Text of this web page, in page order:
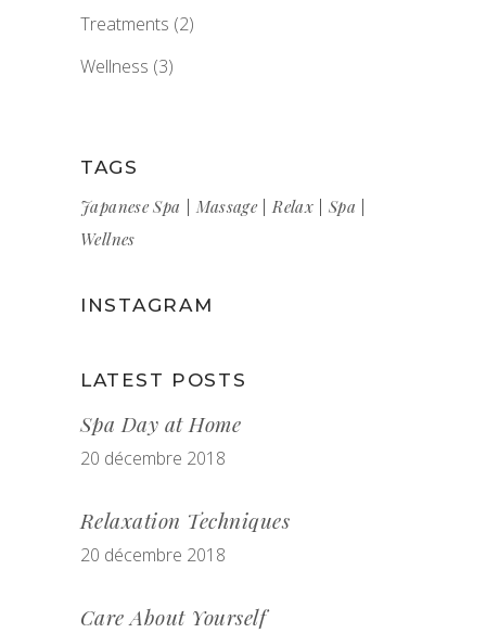
Treatments (2)
Wellness (3)
TAGS
Japanese Spa
Massage Relax
Spa
Wellnes
INSTAGRAM
LATEST POSTS
Spa Day at Home
20 décembre 2018
Relaxation Techniques
20 décembre 2018
Care About Yourself